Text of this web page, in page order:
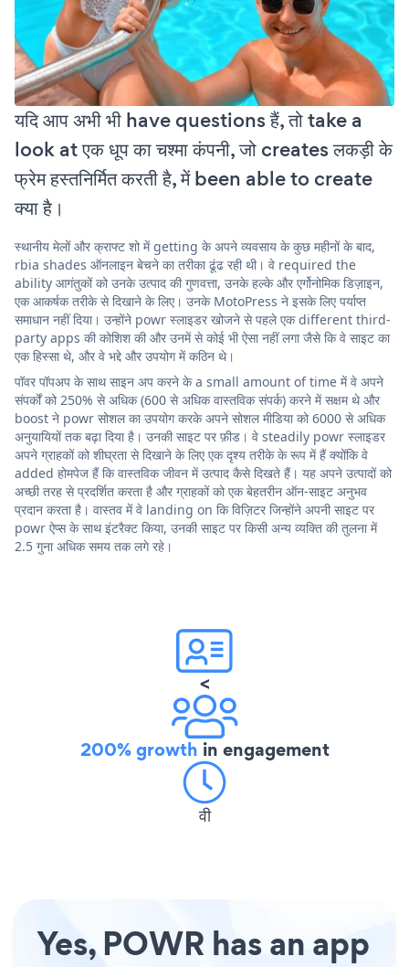
यदि आप अभी भी have questions हैं, तो take a
look at एक धूप का चश्मा कंपनी, जो creates लकड़ी के
फ्रेम हस्तनिर्मित करती है, में been able to create
क्या है।
स्थानीय मेलों और क्राफ्ट शो में getting के अपने व्यवसाय के कुछ महीनों के बाद,
rbia shades ऑनलाइन बेचने का तरीका ढूंढ रही थी। वे required the
ability आगंतुकों को उनके उत्पाद की गुणवत्ता, उनके हल्के और एर्गोनोमिक डिज़ाइन,
एक आकर्षक तरीके से दिखाने के लिए। उनके MotoPress ने इसके लिए पर्याप्त
समाधान नहीं दिया। उन्होंने powr स्लाइडर खोजने से पहले एक different third-
party apps की कोशिश की और उनमें से कोई भी ऐसा नहीं लगा जैसे कि वे साइट का
एक हिस्सा थे, और वे भद्दे और उपयोग में कठिन थे।
पॉवर पॉपअप के साथ साइन अप करने के a small amount of time में वे अपने
संपर्कों को 250% से अधिक (600 से अधिक वास्तविक संपर्क) करने में सक्षम थे और
boost ने powr सोशल का उपयोग करके अपने सोशल मीडिया को 6000 से अधिक
अनुयायियों तक बढ़ा दिया है। उनकी साइट पर फ़ीड। वे steadily powr स्लाइडर
अपने ग्राहकों को शीघ्रता से दिखाने के लिए एक दृश्य तरीके के रूप में हैं क्योंकि वे
added होमपेज हैं कि वास्तविक जीवन में उत्पाद कैसे दिखते हैं। यह अपने उत्पादों को
अच्छी तरह से प्रदर्शित करता है और ग्राहकों को एक बेहतरीन ऑन-साइट अनुभव
प्रदान करता है। वास्तव में वे landing on कि विज़िटर जिन्होंने अपनी साइट पर
powr ऐप्स के साथ इंटरैक्ट किया, उनकी साइट पर किसी अन्य व्यक्ति की तुलना में
2.5 गुना अधिक समय तक लगे रहे।
<
200% growth in engagement
वी
Yes, POWR has an app